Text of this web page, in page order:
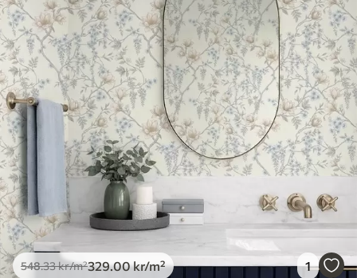
548.33kr/m²329.00kr/m² 1